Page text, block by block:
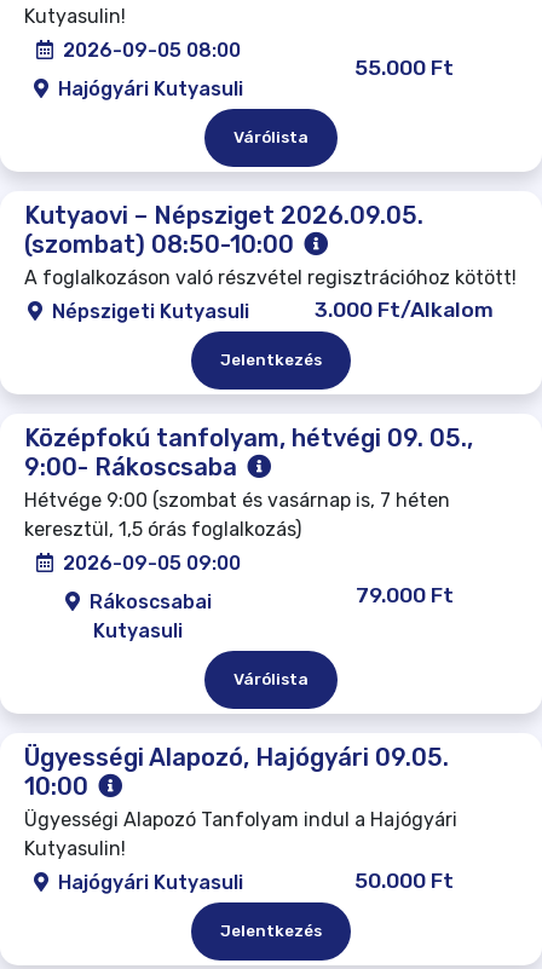
Kutyasulin!
2026-09-05 08:00
Hajógyári Kutyasuli
55.000 Ft
Várólista
Kutyaovi – Népsziget 2026.09.05.
(szombat) 08:50-10:00
A foglalkozáson való részvétel regisztrációhoz kötött!
Népszigeti Kutyasuli
3.000 Ft/Alkalom
Jelentkezés
Középfokú tanfolyam, hétvégi 09. 05.,
9:00- Rákoscsaba
Hétvége 9:00 (szombat és vasárnap is, 7 héten
keresztül, 1,5 órás foglalkozás)
2026-09-05 09:00
Rákoscsabai
Kutyasuli
79.000 Ft
Várólista
Ügyességi Alapozó, Hajógyári 09.05.
10:00
Ügyességi Alapozó Tanfolyam indul a Hajógyári
Kutyasulin!
Hajógyári Kutyasuli
50.000 Ft
Jelentkezés